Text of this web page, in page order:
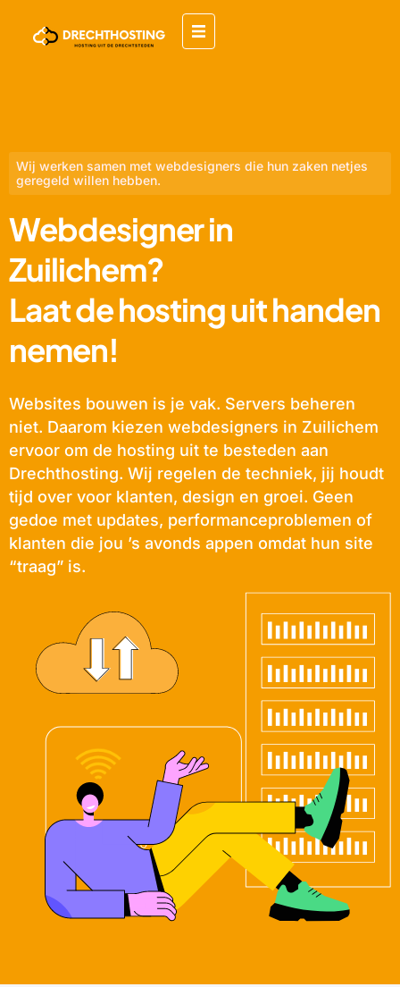
Wij werken samen met webdesigners die hun zaken netjes
geregeld willen hebben.
Webdesigner in
Zuilichem?
Laat de hosting uit handen
nemen!
Websites bouwen is je vak. Servers beheren
niet. Daarom kiezen webdesigners in Zuilichem
ervoor om de hosting uit te besteden aan
Drechthosting. Wij regelen de techniek, jij houdt
tijd over voor klanten, design en groei. Geen
gedoe met updates, performanceproblemen of
klanten die jou ’s avonds appen omdat hun site
“traag” is.